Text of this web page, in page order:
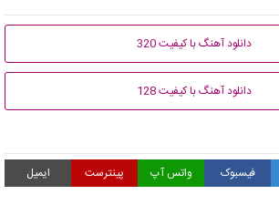
دانلود آهنگ با کیفیت 320
دانلود آهنگ با کیفیت 128
فیسبوک واتس آپ پینترست ایمیل